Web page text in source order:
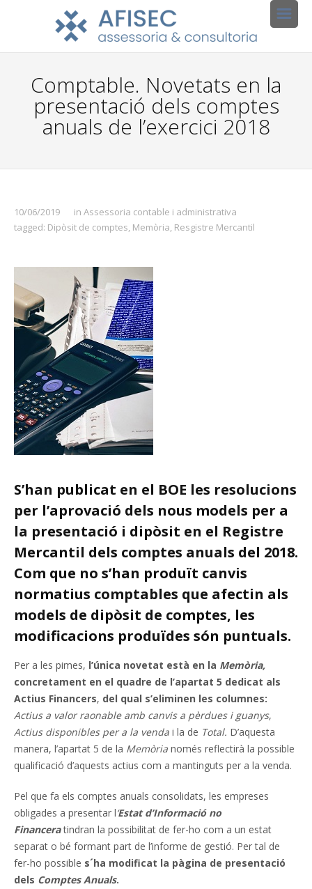
Comptable. Novetats en la
presentació dels comptes
anuals de l’exercici 2018
10/06/2019 in Assessoria contable i administrativa
tagged: Dipòsit de comptes, Memòria, Resgistre Mercantil
S’han publicat en el BOE les resolucions
per l’aprovació dels nous models per a
la presentació i dipòsit en el Registre
Mercantil dels comptes anuals del 2018.
Com que no s’han produït canvis
normatius comptables que afectin als
models de dipòsit de comptes, les
modificacions produïdes són puntuals.
Per a les pimes, l’única novetat està en la Memòria,
concretament en el quadre de l’apartat 5 dedicat als
Actius Financers, del qual s’eliminen les columnes:
Actius a valor raonable amb canvis a pèrdues i guanys,
Actius disponibles per a la venda i la de Total. D’aquesta
manera, l’apartat 5 de la Memòria només reflectirà la possible
qualificació d’aquests actius com a mantinguts per a la venda.
Pel que fa els comptes anuals consolidats, les empreses
obligades a presentar lEstat d’Informació no
Financera tindran la possibilitat de fer-ho com a un estat
separat o bé formant part de l’informe de gestió. Per tal de
fer-ho possible s´ha modificat la pàgina de presentació
dels Comptes Anuals.